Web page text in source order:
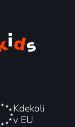
Kdekoli
v EU